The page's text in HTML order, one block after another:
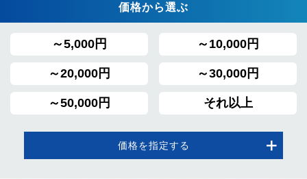
価格から選ぶ
～5,000円 ～10,000円
～20,000円 ～30,000円
～50,000円 それ以上
価格を指定する